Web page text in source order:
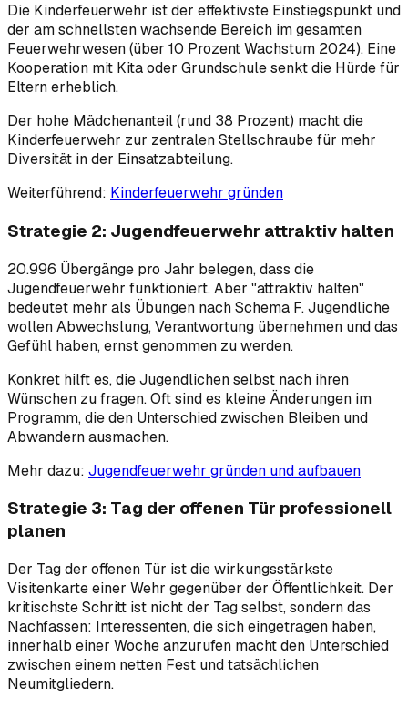
Die Kinderfeuerwehr ist der effektivste Einstiegspunkt und
der am schnellsten wachsende Bereich im gesamten
Feuerwehrwesen (über 10 Prozent Wachstum 2024). Eine
Kooperation mit Kita oder Grundschule senkt die Hürde für
Eltern erheblich.
Der hohe Mädchenanteil (rund 38 Prozent) macht die
Kinderfeuerwehr zur zentralen Stellschraube für mehr
Diversität in der Einsatzabteilung.
Weiterführend: Kinderfeuerwehr gründen
Strategie 2: Jugendfeuerwehr attraktiv halten
20.996 Übergänge pro Jahr belegen, dass die
Jugendfeuerwehr funktioniert. Aber "attraktiv halten"
bedeutet mehr als Übungen nach Schema F. Jugendliche
wollen Abwechslung, Verantwortung übernehmen und das
Gefühl haben, ernst genommen zu werden.
Konkret hilft es, die Jugendlichen selbst nach ihren
Wünschen zu fragen. Oft sind es kleine Änderungen im
Programm, die den Unterschied zwischen Bleiben und
Abwandern ausmachen.
Mehr dazu: Jugendfeuerwehr gründen und aufbauen
Strategie 3: Tag der offenen Tür professionell
planen
Der Tag der offenen Tür ist die wirkungsstärkste
Visitenkarte einer Wehr gegenüber der Öffentlichkeit. Der
kritischste Schritt ist nicht der Tag selbst, sondern das
Nachfassen: Interessenten, die sich eingetragen haben,
innerhalb einer Woche anzurufen macht den Unterschied
zwischen einem netten Fest und tatsächlichen
Neumitgliedern.